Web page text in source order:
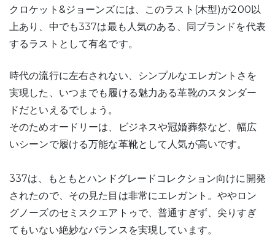
クロケット&ジョーンズには、このラスト(木型)が200以
上あり、中でも337は最も人気のある、同ブランドを代表
するラストとして有名です。
時代の流行に左右されない、シンプルなエレガントさを
実現した、いつまでも履ける魅力ある革靴のスタンダー
ドだといえるでしょう。
そのためオードリーは、ビジネスや冠婚葬祭など、幅広
いシーンで履ける万能な革靴として人気が高いです。
337は、もともとハンドグレードコレクション向けに開発
されたので、その見た目は非常にエレガント。ややロン
グノーズのセミスクエアトゥで、普通すぎず、尖りすぎ
てもいない絶妙なバランスを実現しています。